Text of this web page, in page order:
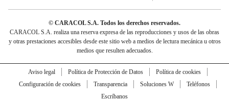
© CARACOL S.A. Todos los derechos reservados.
CARACOL S.A. realiza una reserva expresa de las reproducciones y usos de las obras
y otras prestaciones accesibles desde este sitio web a medios de lectura mecánica u otros
medios que resulten adecuados.
Aviso legal Política de Protección de Datos
Política de cookies
Configuración de cookies
Transparencia Soluciones W
Teléfonos
Escríbanos